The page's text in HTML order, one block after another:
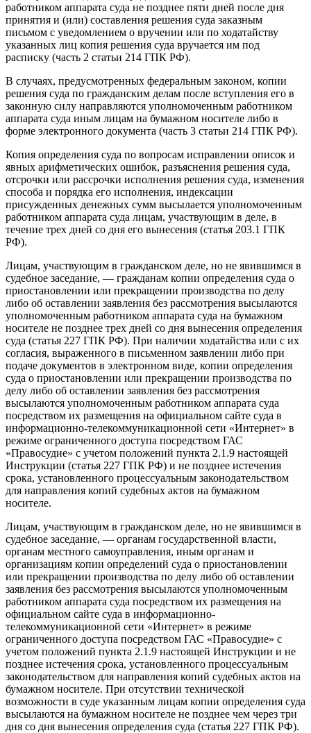
работником аппарата суда не позднее пяти дней после дня
принятия и (или) составления решения суда заказным
письмом с уведомлением о вручении или по ходатайству
указанных лиц копия решения суда вручается им под
расписку (часть 2 статьи 214 ГПК РФ).
В случаях, предусмотренных федеральным законом, копии
решения суда по гражданским делам после вступления его в
законную силу направляются уполномоченным работником
аппарата суда иным лицам на бумажном носителе либо в
форме электронного документа (часть 3 статьи 214 ГПК РФ).
Копия определения суда по вопросам исправлении описок и
явных арифметических ошибок, разъяснения решения суда,
отсрочки или рассрочки исполнения решения суда, изменения
способа и порядка его исполнения, индексации
присужденных денежных сумм высылается уполномоченным
работником аппарата суда лицам, участвующим в деле, в
течение трех дней со дня его вынесения (статья 203.1 ГПК
РФ).
Лицам, участвующим в гражданском деле, но не явившимся в
судебное заседание, — гражданам копии определения суда о
приостановлении или прекращении производства по делу
либо об оставлении заявления без рассмотрения высылаются
уполномоченным работником аппарата суда на бумажном
носителе не позднее трех дней со дня вынесения определения
суда (статья 227 ГПК РФ). При наличии ходатайства или с их
согласия, выраженного в письменном заявлении либо при
подаче документов в электронном виде, копии определения
суда о приостановлении или прекращении производства по
делу либо об оставлении заявления без рассмотрения
высылаются уполномоченным работником аппарата суда
посредством их размещения на официальном сайте суда в
информационно-телекоммуникационной сети «Интернет» в
режиме ограниченного доступа посредством ГАС
«Правосудие» с учетом положений пункта 2.1.9 настоящей
Инструкции (статья 227 ГПК РФ) и не позднее истечения
срока, установленного процессуальным законодательством
для направления копий судебных актов на бумажном
носителе.
Лицам, участвующим в гражданском деле, но не явившимся в
судебное заседание, — органам государственной власти,
органам местного самоуправления, иным органам и
организациям копии определений суда о приостановлении
или прекращении производства по делу либо об оставлении
заявления без рассмотрения высылаются уполномоченным
работником аппарата суда посредством их размещения на
официальном сайте суда в информационно-
телекоммуникационной сети «Интернет» в режиме
ограниченного доступа посредством ГАС «Правосудие» с
учетом положений пункта 2.1.9 настоящей Инструкции и не
позднее истечения срока, установленного процессуальным
законодательством для направления копий судебных актов на
бумажном носителе. При отсутствии технической
возможности в суде указанным лицам копии определения суда
высылаются на бумажном носителе не позднее чем через три
дня со дня вынесения определения суда (статья 227 ГПК РФ).